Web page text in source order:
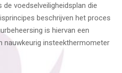
voedselveiligheidsplan die
beschrijven het proces
is hiervan een
nauwkeurig insteekthermometer